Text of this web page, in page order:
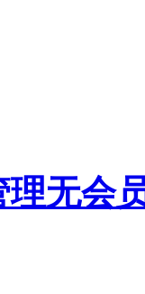
理无会